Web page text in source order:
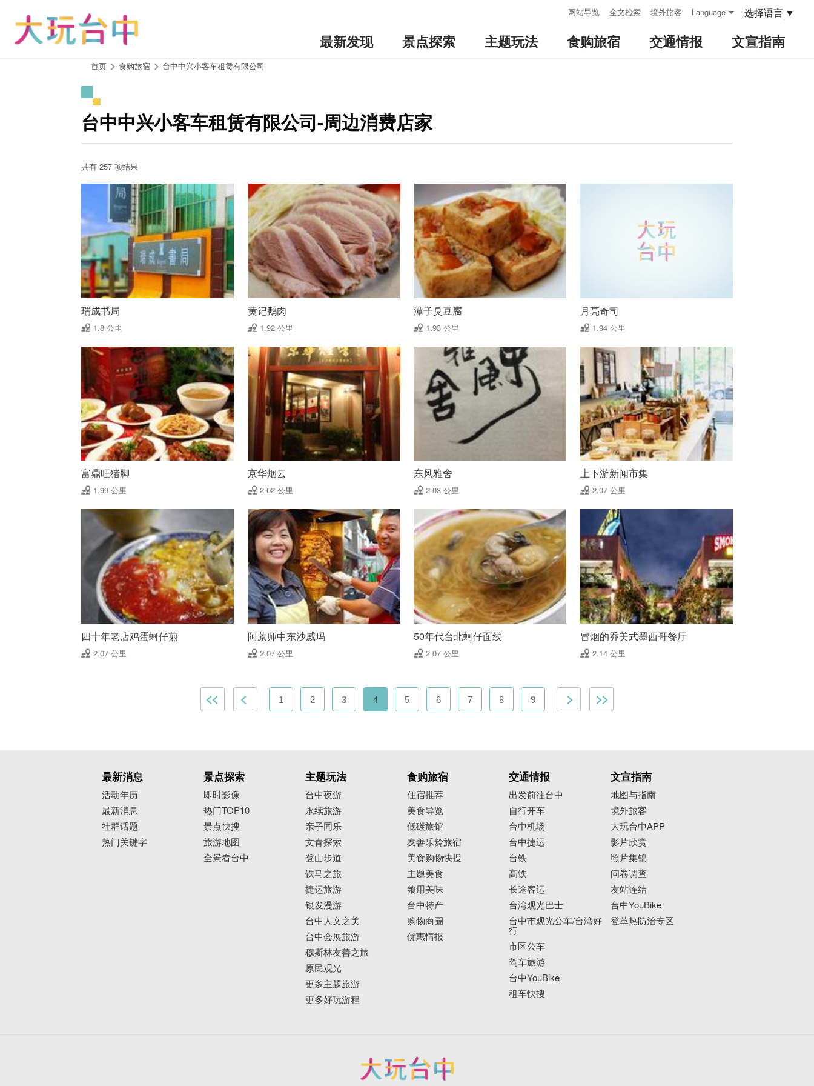
网站导览 全文检索 境外旅客 Language 选择语言 ▼
最新发现 景点探索 主题玩法 食购旅宿 交通情报 文宣指南
首页 食购旅宿 台中中兴小客车租赁有限公司
台中中兴小客车租赁有限公司-周边消费店家
共有 257 项结果
瑞成书局
1.8 公里
黄记鹅肉
1.92 公里
潭子臭豆腐
1.93 公里
月亮奇司
1.94 公里
富鼎旺猪脚
1.99 公里
京华烟云
2.02 公里
东风雅舍
2.03 公里
上下游新闻市集
2.07 公里
四十年老店鸡蛋蚵仔煎
2.07 公里
阿蒝师中东沙威玛
2.07 公里
50年代台北蚵仔面线
2.07 公里
冒烟的乔美式墨西哥餐厅
2.14 公里
1 2 3 4 5 6 7 8 9
最新消息
活动年历
最新消息
社群话题
热门关键字
景点探索
即时影像
热门TOP10
景点快搜
旅游地图
全景看台中
主题玩法
台中夜游
永续旅游
亲子同乐
文青探索
登山步道
铁马之旅
捷运旅游
银发漫游
台中人文之美
台中会展旅游
穆斯林友善之旅
原民观光
更多主题旅游
更多好玩游程
食购旅宿
住宿推荐
美食导览
低碳旅馆
友善乐龄旅宿
美食购物快搜
主题美食
飨用美味
台中特产
购物商圈
优惠情报
交通情报
出发前往台中
自行开车
台中机场
台中捷运
台铁
高铁
长途客运
台湾观光巴士
台中市观光公车/台湾好
行
市区公车
驾车旅游
台中YouBike
租车快搜
文宣指南
地图与指南
境外旅客
大玩台中APP
影片欣赏
照片集锦
问卷调查
友站连结
台中YouBike
登革热防治专区